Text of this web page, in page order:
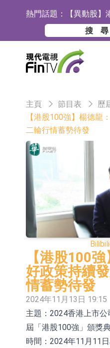
熱門話題： 【異動股
業控股
雲
宜安科技：
合金項目環
石藥創新
注射液獲美
華蘭生物：
TD550無人
千方科技：
商用車技術
京東物流與
航天電器：
組及液冷互
日韓股市雙
【異動股】
特
【異動股】
股份
台積電7月
【異動股】
業控股
控股
新時達：暫
【異動股】
股份
【異動股】
(688046.CN)
【異動股】
主頁 節目表
歷
【港股100強】楊德龍
二輪行情蓄勢待發
Bilibili
【港股100
好政策持續
情蓄勢待發
2024年11月13日 19:15
主題：2024香港上市
屆「港股100強」頒獎
時間：2024年11月11